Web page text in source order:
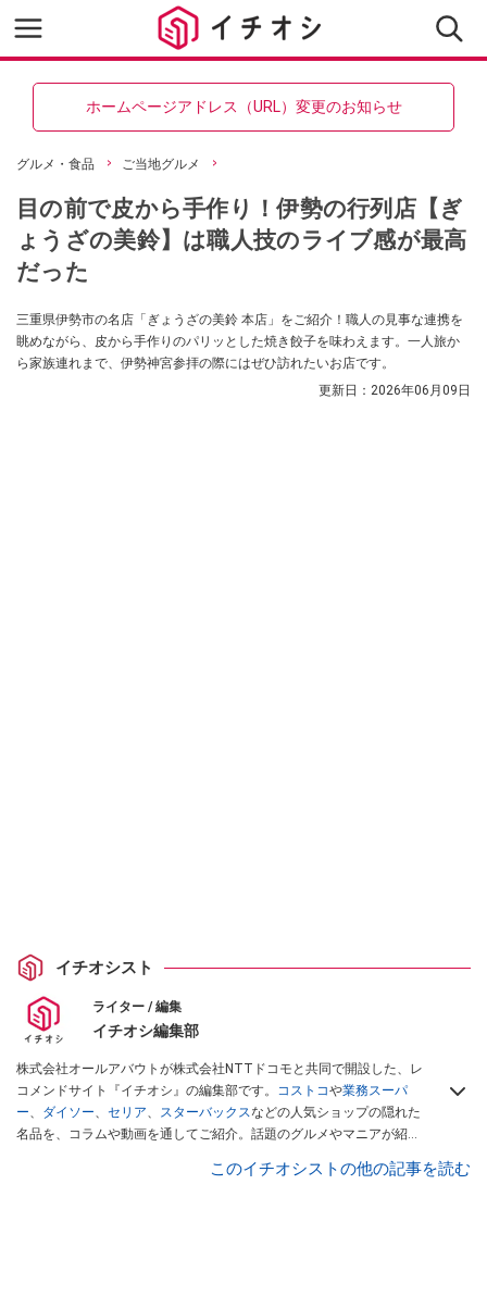
ホームページアドレス（URL）変更のお知らせ
グルメ・食品 ご当地グルメ
目の前で皮から手作り！伊勢の行列店【ぎ
ょうざの美鈴】は職人技のライブ感が最高
だった
三重県伊勢市の名店「ぎょうざの美鈴 本店」をご紹介！職人の見事な連携を
眺めながら、皮から手作りのパリッとした焼き餃子を味わえます。一人旅か
ら家族連れまで、伊勢神宮参拝の際にはぜひ訪れたいお店です。
更新日： 2026年06月09日
イチオシスト
ライター / 編集
イチオシ編集部
株式会社オールアバウトが株式会社NTTドコモと共同で開設した、レ
コメンドサイト『イチオシ』の編集部です。 コストコや業務スーパ
ー、 ダイソー、 セリア、 スターバックスなどの人気ショップの隠れた
名品を、コラムや動画を通してご紹介。話題のグルメやマニアが紹介
インフルエンサーが実際に使用してレビューしています。毎日トレン
このイチオシストの他の記事を読む